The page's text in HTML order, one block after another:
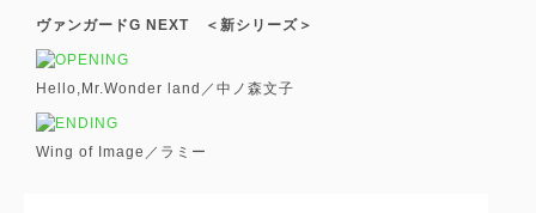
ヴァンガードG NEXT ＜新シリーズ＞
Hello,Mr.Wonder land／中ノ森文子
Wing of Image／ラミー